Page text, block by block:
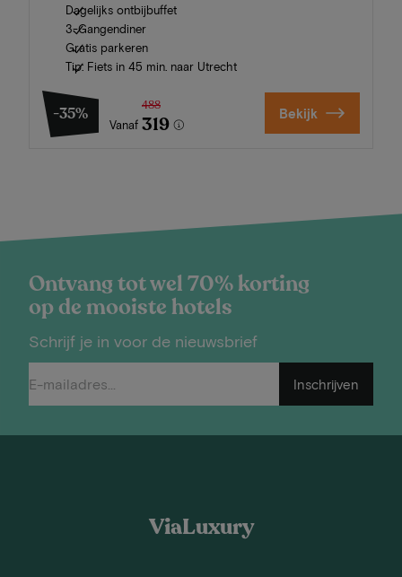
Dagelijks ontbijbuffet
3-Gangendiner
Gratis parkeren
Tip: Fiets in 45 min. naar Utrecht
-35%
Vanaf
488
319 Bekijk
Ontvang tot wel 70% korting
op de mooiste hotels
Schrijf je in voor de nieuwsbrief
Inschrijven
ViaLuxury